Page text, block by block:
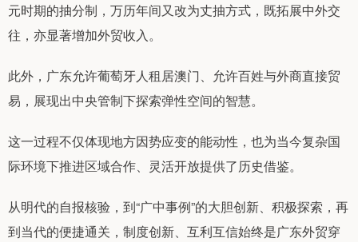
元时期的抽分制，万历年间又改为丈抽方式，既拓展中外交
往，亦显著增加外贸收入。
此外，广东允许葡萄牙人租居澳门、允许百姓与外商直接贸
易，展现出中央管制下探索弹性空间的智慧。
这一过程不仅体现地方因势应变的能动性，也为当今复杂国
际环境下推进区域合作、灵活开放提供了历史借鉴。
从明代的自报核验，到“广中事例”的大胆创新、积极探索，再
到当代的便捷通关，制度创新、互利互信始终是广东外贸穿